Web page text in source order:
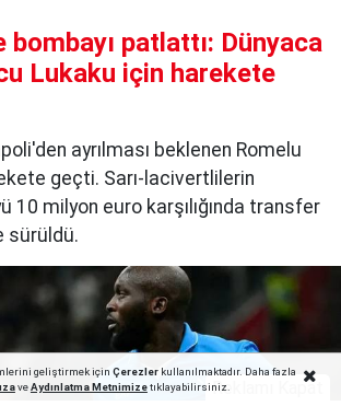
bombayı patlattı: Dünyaca
Lukaku için harekete
ayrılması beklenen Romelu
geçti. Sarı-lacivertlilerin
10 milyon euro karşılığında transfer
sürüldü.
geliştirmek için Çerezlerkullanılmaktadır. Daha fazla
veAydınlatma Metnimizetıklayabilirsiniz.Reklamı Kapat